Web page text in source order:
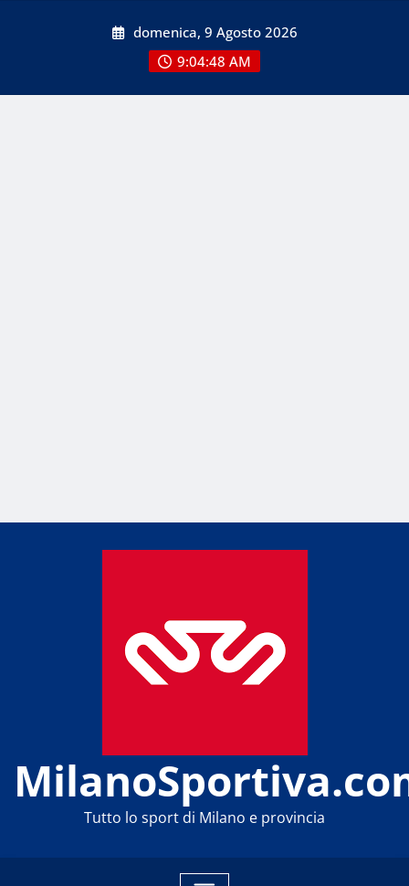
domenica, 9 Agosto 2026
9:04:49 AM
Tutto lo sport di Milano e provincia